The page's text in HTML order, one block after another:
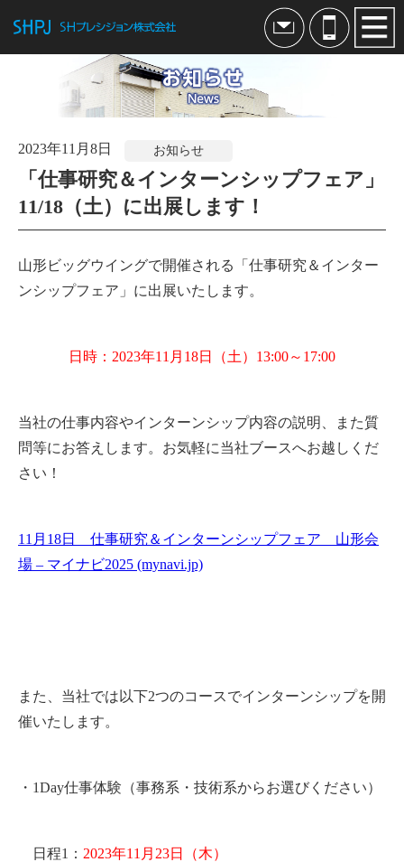
TOP
製品紹介
リードフレーム
製品紹介
特徴技術
開発製品
製品紹介
設備一覧
試作品製作をご希望の方はこちら
お問い合せ
2023年11月8日 お知らせ
「仕事研究＆インターンシップフェア」
11/18（土）に出展します！
山形ビッグウイングで開催される「仕事研究＆インター
ンシップフェア」に出展いたします。
日時：2023年11月18日（土）13:00～17:00
当社の仕事内容やインターンシップ内容の説明、また質
問等にお答えします。お気軽に当社ブースへお越しくだ
さい！
11月18日 仕事研究＆インターンシップフェア 山形会
場 – マイナビ2025 (mynavi.jp)
また、当社では以下2つのコースでインターンシップを開
催いたします。
・ 1Day仕事体験（事務系・技術系からお選びください）
日程1 ： 2023年11月23日（木）